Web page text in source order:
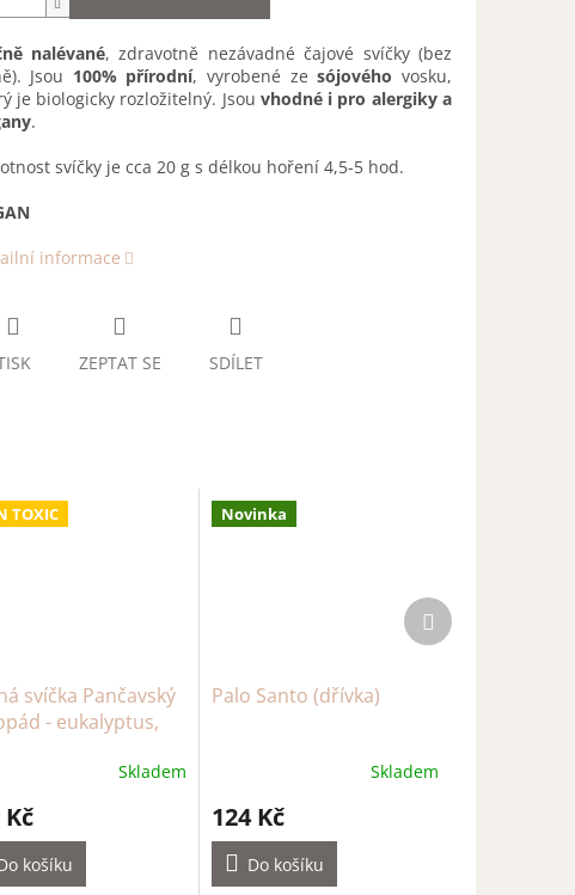
nalévané, zdravotně nezávadné čajové svíčky (bez
Jsou 100% přírodní, vyrobené zesójového vosku,
je biologicky rozložitelný. Jsou vhodné i pro alergiky a
.
svíčky je cca 20 g s délkou hoření 4,5-5 hod.
informace
ZEPTAT SE SDÍLET
TOXIC
svíčka Pančavský
- eukalyptus,
tymián (min. 12
Skladem
košíku
Novinka
Palo Santo (dřívka)
Skladem
124 Kč
Do košíku
Další
produkt